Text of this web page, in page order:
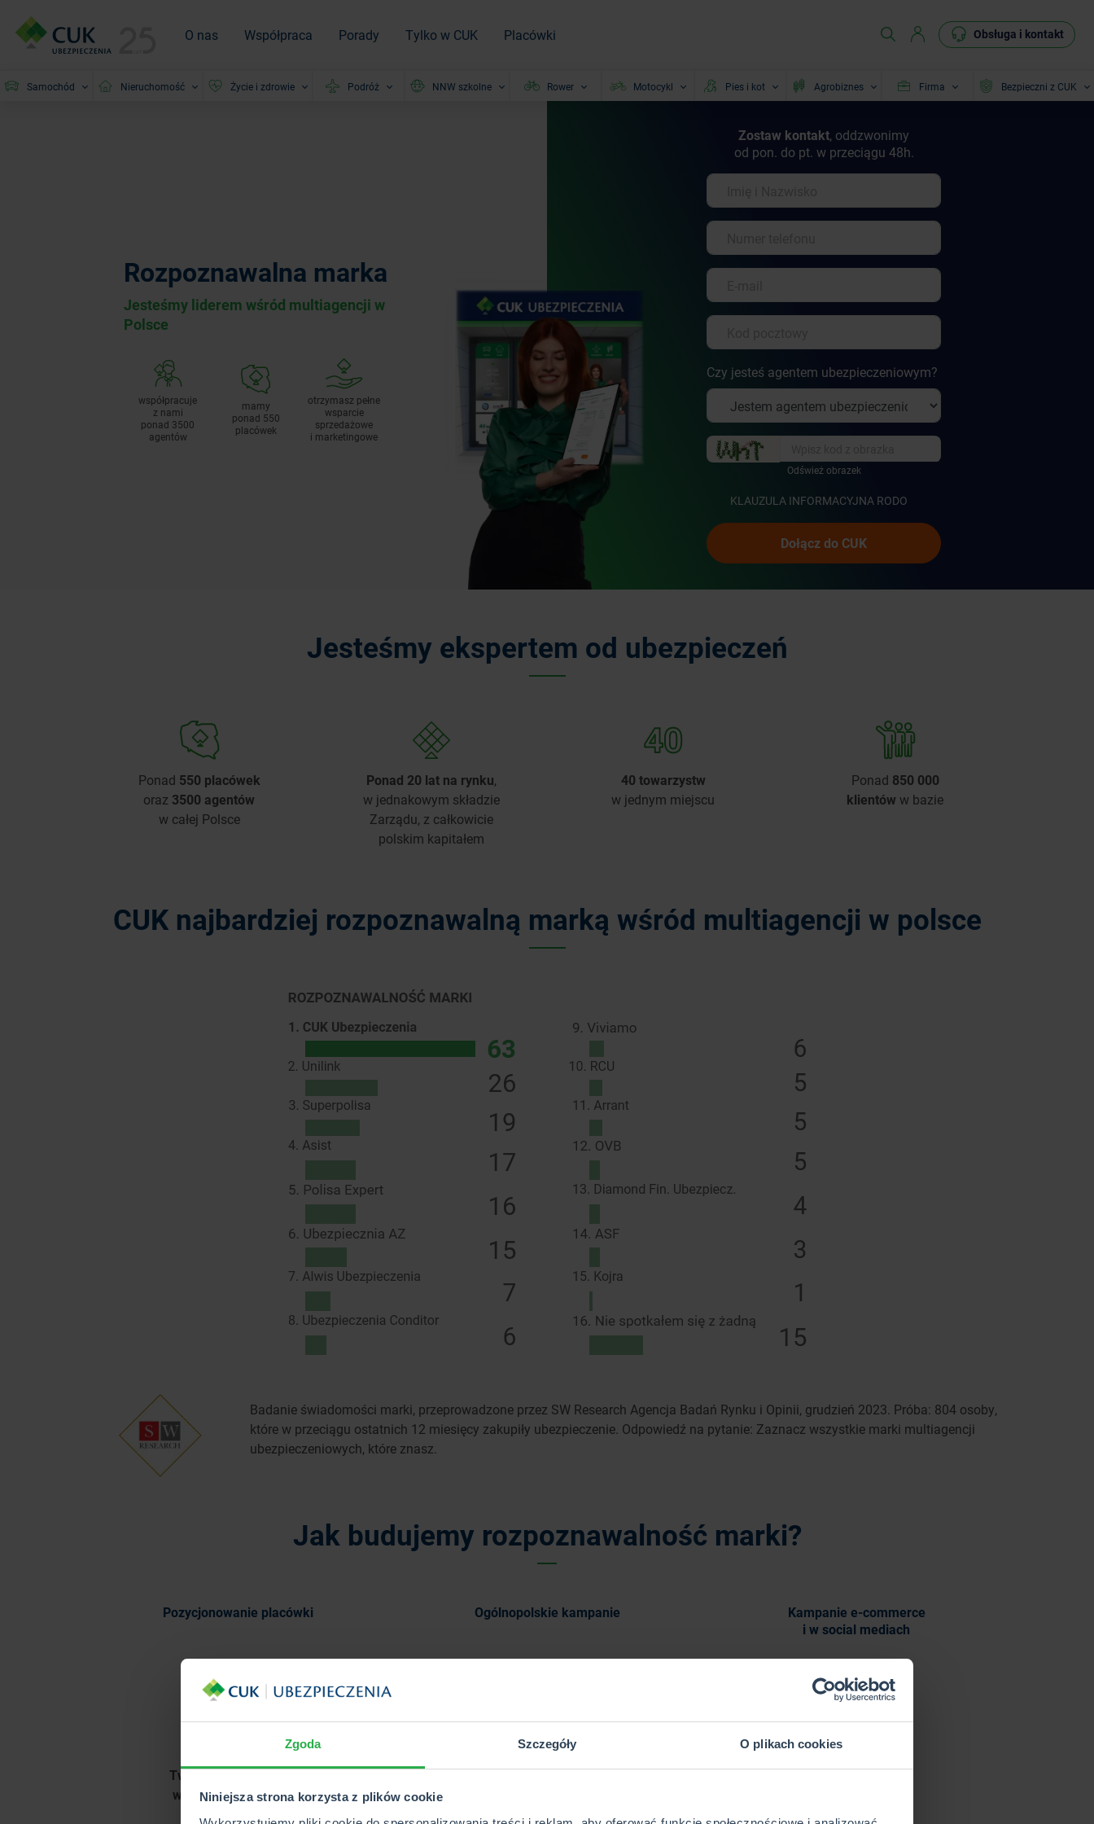
Zgoda Szczegóły O plikach cookies
Niniejsza strona korzysta z plików cookie
O nas Współpraca Porady Tylko w CUK Placówki Obsługa i kontakt
Samochód Nieruchomość Życie i zdrowie Podróż NNW szkolne Rower Motocykl Pies i kot Agrobiznes Firma Bezpieczni z CUK
Rozpoznawalna marka
Jesteśmy liderem wśród multiagencji w
Polsce
współpracuje
z nami
ponad 3500
agentów
mamy
ponad 550
placówek
otrzymasz pełne
wsparcie
sprzedażowe
i marketingowe
Zostaw kontakt, oddzwonimy
od pon. do pt. w przeciągu 48h.
Czy jesteś agentem ubezpieczeniowym?
Odśwież obrazek
KLAUZULA INFORMACYJNA RODO
Dołącz do CUK
Jesteśmy ekspertem od ubezpieczeń
Ponad 550 placówek
oraz 3500 agentów
w całej Polsce
Ponad 20 lat na rynku,
w jednakowym składzie
Zarządu, z całkowicie
polskim kapitałem
40 towarzystw
w jednym miejscu
Ponad 850 000
klientów w bazie
CUK najbardziej rozpoznawalną marką wśród multiagencji w polsce
Badanie świadomości marki, przeprowadzone przez SW Research Agencja Badań Rynku i Opinii, grudzień 2023. Próba: 804 osoby,
które w przeciągu ostatnich 12 miesięcy zakupiły ubezpieczenie. Odpowiedź na pytanie: Zaznacz wszystkie marki multiagencji
ubezpieczeniowych, które znasz.
Jak budujemy rozpoznawalność marki?
Pozycjonowanie placówki
Twoja placówka będzie
widoczna w Internecie
Ogólnopolskie kampanie
Masz gwarancję
Kampanie e-commerce
i w social mediach
Otrzymasz